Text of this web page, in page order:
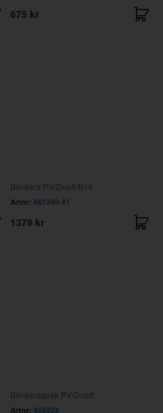
675 kr
Blinkers PV/Duett B16
Artnr: 661340-41
1379 kr
Blinkersspak PV/Duett
Artnr: 658333